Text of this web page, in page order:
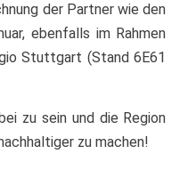
der Partner wie den
ebenfalls im Rahmen
Stuttgart (Stand 6E61
zu sein und die Region
zu machen!